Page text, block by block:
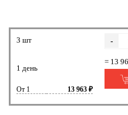
3 шт
1 день
От 1 13 963 ₽
-
= 13